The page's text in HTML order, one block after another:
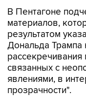
В Пентагоне
материалов,
результатом
Дональда Трампа
связанных с
явлениями, в
прозрачности".